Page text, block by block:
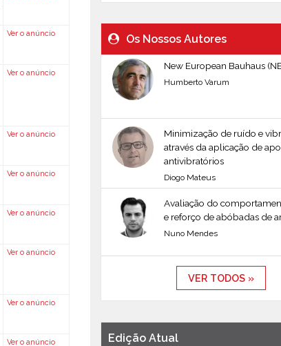
Ver o anúncio
Ver o anúncio
Ver o anúncio
Ver o anúncio
Ver o anúncio
Ver o anúncio
Ver o anúncio
Ver o anúncio
Os Nossos Autores
New European Bauhaus
Humberto Varum
Minimização de ruído e
através da aplicação de
antivibratórios
Diogo Mateus
Avaliação do
e reforço de abóbadas de
Nuno Mendes
VER TODOS »
Edição Atual